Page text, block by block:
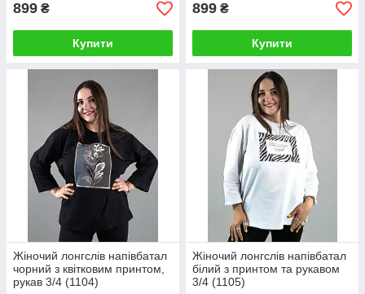
899 ₴
Купити
899 ₴
Купити
Жіночий лонгслів напівбатал
чорний з квітковим принтом,
рукав 3/4 (1104)
Жіночий лонгслів напівбатал
білий з принтом та рукавом
3/4 (1105)